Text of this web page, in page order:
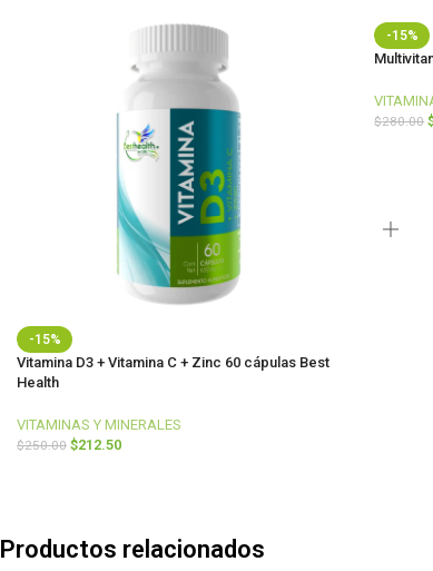
-15%
Vitamina D3 + Vitamina C + Zinc 60 cápulas Best
Health
VITAMINAS Y MINERALES
$250.00 $212.50
-15%
$280.00
Productos relacionados